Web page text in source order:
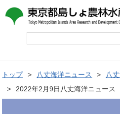
トップ 八丈海洋ニュース
八
2022年2月9日八丈海洋ニュース